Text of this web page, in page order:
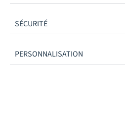
SÉCURITÉ
PERSONNALISATION